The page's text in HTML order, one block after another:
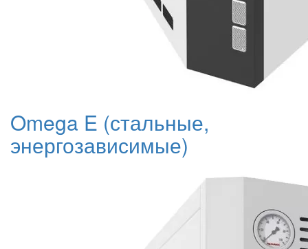
Omega E (стальные,
энергозависимые)